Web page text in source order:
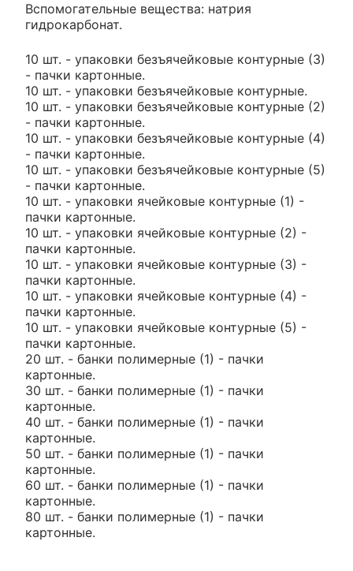
Вспомогательные вещества: натрия
гидрокарбонат.
10 шт. - упаковки безъячейковые контурные (3)
- пачки картонные.
10 шт. - упаковки безъячейковые контурные.
10 шт. - упаковки безъячейковые контурные (2)
- пачки картонные.
10 шт. - упаковки безъячейковые контурные (4)
- пачки картонные.
10 шт. - упаковки безъячейковые контурные (5)
- пачки картонные.
10 шт. - упаковки ячейковые контурные (1) -
пачки картонные.
10 шт. - упаковки ячейковые контурные (2) -
пачки картонные.
10 шт. - упаковки ячейковые контурные (3) -
пачки картонные.
10 шт. - упаковки ячейковые контурные (4) -
пачки картонные.
10 шт. - упаковки ячейковые контурные (5) -
пачки картонные.
20 шт. - банки полимерные (1) - пачки
картонные.
30 шт. - банки полимерные (1) - пачки
картонные.
40 шт. - банки полимерные (1) - пачки
картонные.
50 шт. - банки полимерные (1) - пачки
картонные.
60 шт. - банки полимерные (1) - пачки
картонные.
80 шт. - банки полимерные (1) - пачки
картонные.